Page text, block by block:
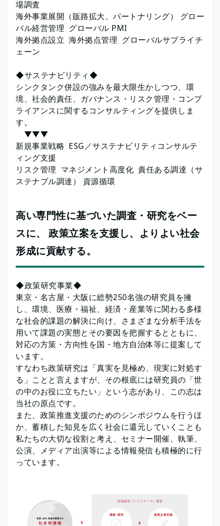
場調査
海外事業展開（販路拡大、パートナリング） グロー
バル経営管理 グローバル PMI
海外拠点設立 海外拠点管理 グローバルサプライチ
ェーン
◆サステナビリティ◆
シンクタンク併設の強みを最大限生かしつつ、環
境、社会的責任、ガバナンス・リスク管理・コンプ
ライアンスに関するコンサルティングを提供しま
す。
▼▼▼
新規事業戦略 ESG／サステナビリティコンサルテ
ィング支援
リスク管理 マネジメント高度化 責任ある調達（サ
ステナブル調達） 資源循環
高い専門性に基づいた調査・研究をベー
スに、 政策立案を支援し、よりよい社会
形成に貢献する。
◆政策研究事業◆
東京・名古屋・大阪に総勢250名強の研究員を擁
し、環境、医療・福祉、経済・産業等に関わる多様
な社会的課題の解決に向け、さまざまな分析手法を
用いて課題の実態とその要因を把握するとともに、
対応の方策・方向性を国・地方自治体等に提案して
います。
すなわち政策研究は「真実を見極め、現実に対処す
る」ことと言えますが、その根底には研究員の「世
の中のお役に立ちたい」という志があり、この志は
当社の原点です。
また、政策推進支援のためのシンポジウムを行うほ
か、蓄積した知見を広く社会に還元していくことも
私たちの大切な役割と考え、セミナー開催、執筆、
公演、メディア出演等による情報発信も積極的に行
っています。